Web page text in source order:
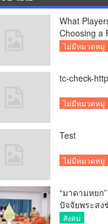
What
Choosing a
Casino UK
ไม่มีหมวดหมู่
tc-check-
ไม่มีหมวดหมู่
Test
ไม่มีหมวดหมู่
“มาดามหยก
ปัจจัยพระสง
ทำบัญชีราย
สังคม